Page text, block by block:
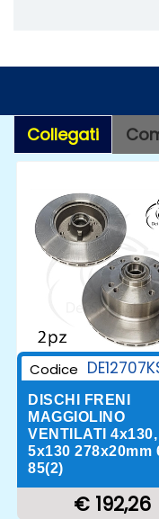
Collegati
Codice
DISCHI FRENI
MAGGIOLINO
VENTILATI 4x130,
5x130 278x20mm
85(2)
€ 192,26